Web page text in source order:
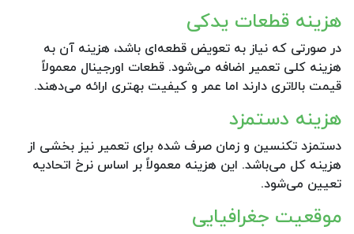
هزینه قطعات یدکی
در صورتی که نیاز به تعویض قطعه‌ای باشد، هزینه آن به
هزینه کلی تعمیر اضافه می‌شود. قطعات اورجینال معمولاً
قیمت بالاتری دارند اما عمر و کیفیت بهتری ارائه می‌دهند.
هزینه دستمزد
دستمزد تکنسین و زمان صرف شده برای تعمیر نیز بخشی از
هزینه کل می‌باشد. این هزینه معمولاً بر اساس نرخ اتحادیه
تعیین می‌شود.
موقعیت جغرافیایی